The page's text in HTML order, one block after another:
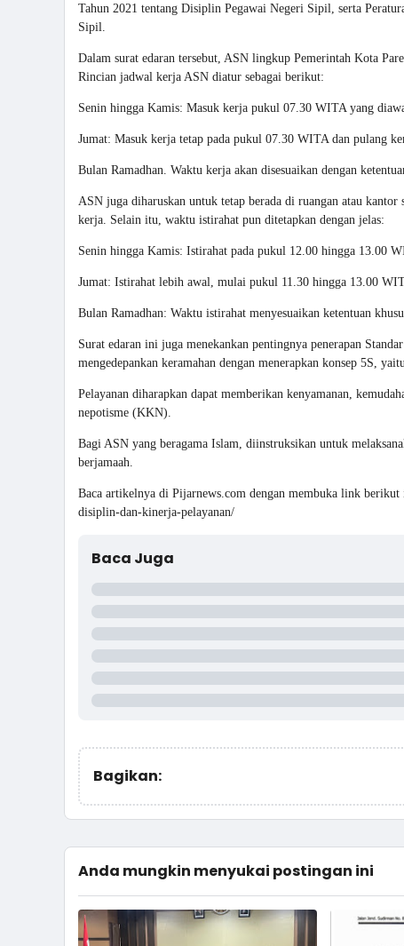
Tahun 2021 tentang Disiplin Pegawai Negeri Sipil, serta
Sipil.
Dalam surat edaran tersebut, ASN lingkup Pemerintah Kota
Rincian jadwal kerja ASN diatur sebagai berikut:
Senin hingga Kamis: Masuk kerja pukul 07.30 WITA yang
Jumat: Masuk kerja tetap pada pukul 07.30 WITA dan pulang
Bulan Ramadhan. Waktu kerja akan disesuaikan dengan
ASN juga diharuskan untuk tetap berada di ruangan atau
kerja. Selain itu, waktu istirahat pun ditetapkan dengan jelas:
Senin hingga Kamis: Istirahat pada pukul 12.00 hingga 13.00
Jumat: Istirahat lebih awal, mulai pukul 11.30 hingga 13.00
Bulan Ramadhan: Waktu istirahat menyesuaikan ketentuan
Surat edaran ini juga menekankan pentingnya penerapan
mengedepankan keramahan dengan menerapkan konsep 5S,
Pelayanan diharapkan dapat memberikan kenyamanan,
nepotisme (KKN).
Bagi ASN yang beragama Islam, diinstruksikan untuk
berjamaah.
Baca artikelnya di Pijarnews.com dengan membuka link
disiplin-dan-kinerja-pelayanan/
Baca Juga
Bagikan:
Anda mungkin menyukai postingan ini